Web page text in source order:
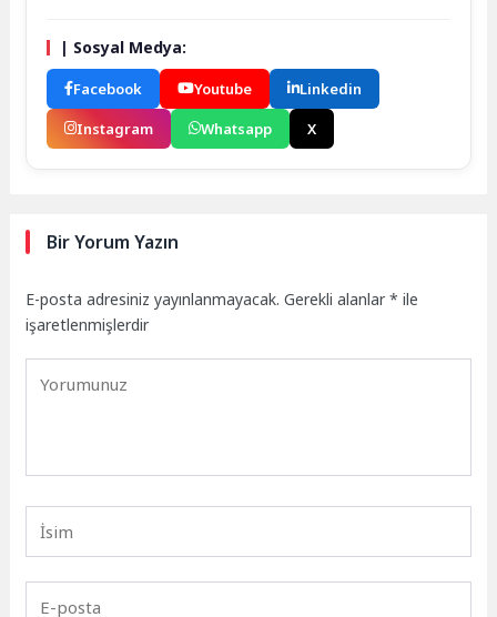
| Sosyal Medya:
Facebook Youtube
Linkedin
Instagram
Whatsapp X
Bir Yorum Yazın
E-posta adresiniz yayınlanmayacak. Gerekli alanlar* ile
işaretlenmişlerdir